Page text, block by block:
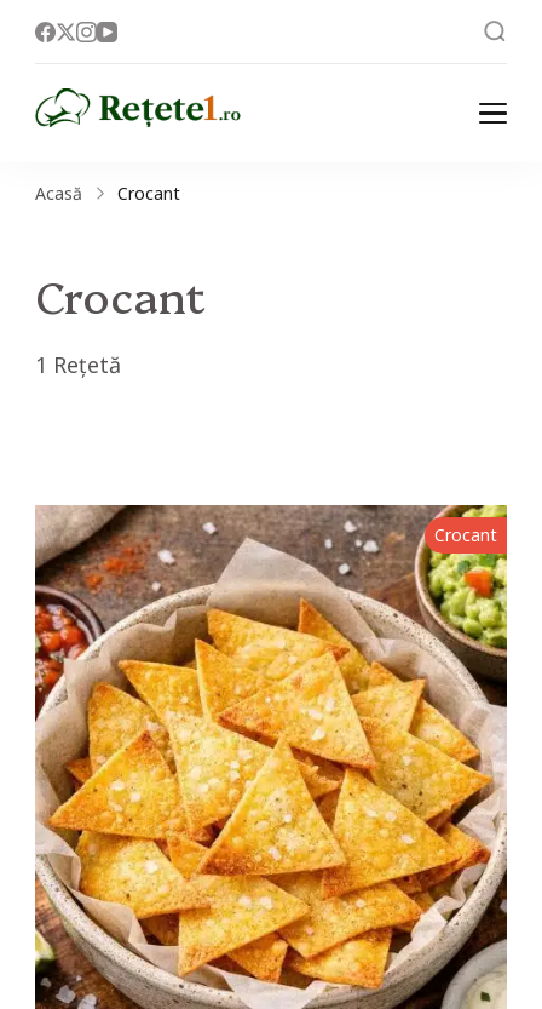
Acasă Crocant
Crocant
1 Rețetă
Crocant